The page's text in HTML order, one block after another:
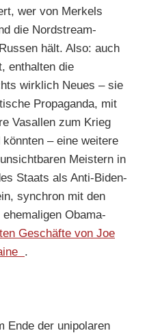
wer von Merkels
die Nordstream-
hält. Also: auch
enthalten die
wirklich Neues – sie
Propaganda, mit
Vasallen zum Krieg
– eine weitere
Meistern in
Staats als Anti-Biden-
synchron mit den
Obama-
Geschäfte von Joe
.
Ende der unipolaren